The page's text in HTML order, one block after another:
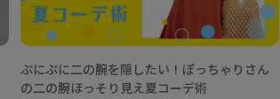
ぷにぷに二の腕を隠したい！ぽっちゃりさん
の二の腕ほっそり見え夏コーデ術